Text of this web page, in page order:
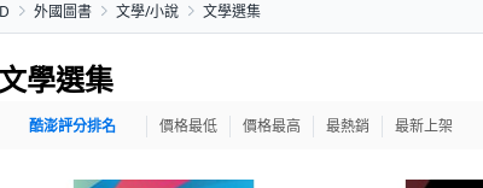
外國圖書 文學/小說 文學選集
文學選集
酷澎評分排名 價格最低 價格最高 最熱銷 最新上架